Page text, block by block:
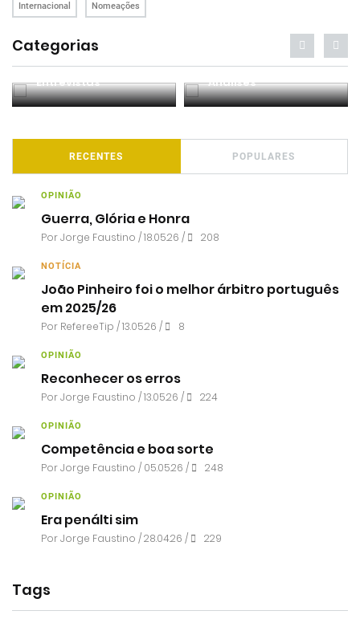
Internacional Nomeações
Categorias
Entrevistas Análises
RECENTES POPULARES
OPINIÃO
Guerra, Glória e Honra
PorJorge Faustino / 18.05.26 / 208
NOTÍCIA
João Pinheiro foi o melhor árbitro português
em 2025/26
Por RefereeTip / 13.05.26 / 8
OPINIÃO
Reconhecer os erros
PorJorge Faustino / 13.05.26 / 224
OPINIÃO
Competência e boa sorte
PorJorge Faustino / 05.05.26 / 248
OPINIÃO
Era penálti sim
PorJorge Faustino / 28.04.26 / 229
Tags